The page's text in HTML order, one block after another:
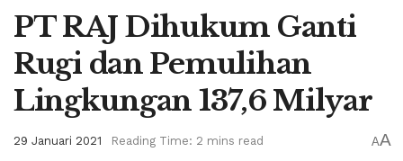
PT RAJ Dihukum Ganti
Rugi dan Pemulihan
Lingkungan 137,6 Milyar
29 Januari 2021 Reading Time: 2 mins read AA